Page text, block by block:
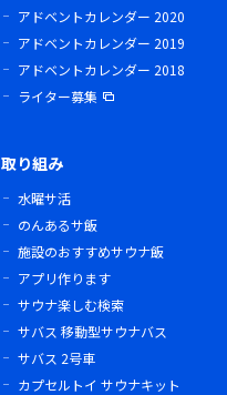
アドベントカレンダー 2020
アドベントカレンダー 2019
アドベントカレンダー 2018
ライター募集
取り組み
水曜サ活
のんあるサ飯
施設のおすすめサウナ飯
アプリ作ります
サウナ楽しむ検索
サバス 移動型サウナバス
サバス 2号車
カプセルトイ サウナキット